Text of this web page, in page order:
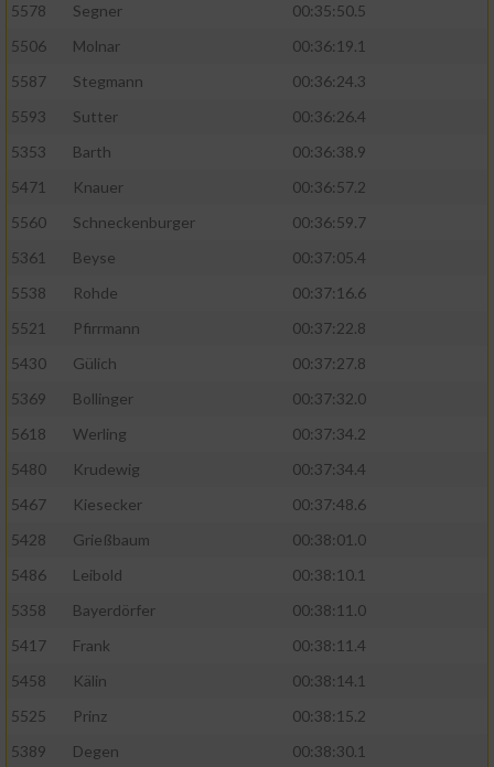
5578
Segner
00:35:50.5
5506
Molnar
00:36:19.1
5587
Stegmann
00:36:24.3
5593
Sutter
00:36:26.4
5353
Barth
00:36:38.9
5471
Knauer
00:36:57.2
5560
Schneckenburger
00:36:59.7
5361
Beyse
00:37:05.4
5538
Rohde
00:37:16.6
5521
Pfirrmann
00:37:22.8
5430
Gülich
00:37:27.8
5369
Bollinger
00:37:32.0
5618
Werling
00:37:34.2
5480
Krudewig
00:37:34.4
5467
Kiesecker
00:37:48.6
5428
Grießbaum
00:38:01.0
5486
Leibold
00:38:10.1
5358
Bayerdörfer
00:38:11.0
5417
Frank
00:38:11.4
5458
Kälin
00:38:14.1
5525
Prinz
00:38:15.2
5389
Degen 00:38:30.1